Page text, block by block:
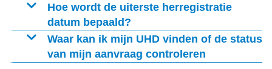
Alle zorgverleners in het BIG-register moeten elke 5 jaar
herregistratie aanvragen. Het BIG-register stuurt
iedereen van wie de uiterste herregistratiedatum (UHD)
binnen 6 maanden verloopt, een oproepbrief. Weet u
Hoe wordt de uiterste herregistratie
datum bepaald?
De eerste Uiterste Herregistratie Datum (UHD) is meestal
gelijk aan vijf jaar na de diplomadatum (datum op het
Waar kan ik mijn UHD vinden of de status
van mijn aanvraag controleren